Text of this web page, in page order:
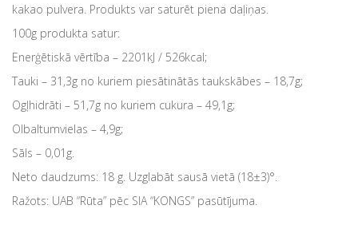
kakao pulvera. Produkts var saturēt piena daļiņas.
100g produkta satur:
Enerģētiskā vērtība – 2201kJ / 526kcal;
Tauki – 31,3g no kuriem piesātinātās taukskābes – 18,7g;
Ogļhidrāti – 51,7g no kuriem cukura – 49,1g;
Olbaltumvielas – 4,9g;
Sāls – 0,01g.
Neto daudzums: 18 g. Uzglabāt sausā vietā (18±3)°.
Ražots: UAB “Rūta” pēc SIA “KONGS” pasūtījuma.